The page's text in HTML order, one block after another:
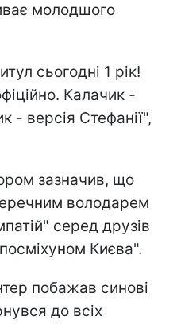
молодшого
сьогодні 1 рік!
Калачик -
- версія Стефанії",
зазначив, що
володарем
серед друзів
Києва".
побажав синові
до всіх